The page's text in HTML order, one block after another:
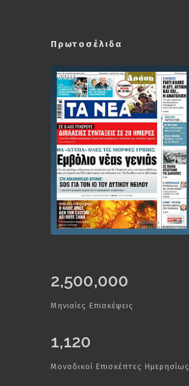
Πρωτοσέλιδα
2,500,000
Μηνιαίες Επισκέψεις
1,120
Μοναδικοί Επισκέπτες Ημερησίως